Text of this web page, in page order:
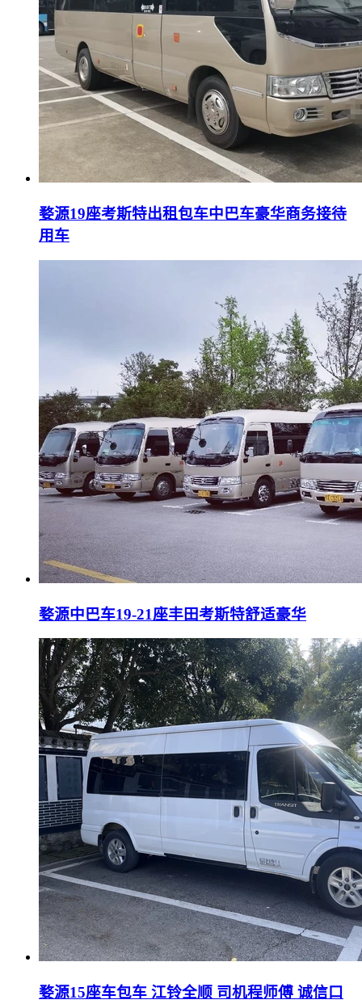
婺源19座考斯特出租包车中巴车豪华商务接待
用车
婺源中巴车19-21座丰田考斯特舒适豪华
婺源15座车包车 江铃全顺 司机程师傅 诚信口